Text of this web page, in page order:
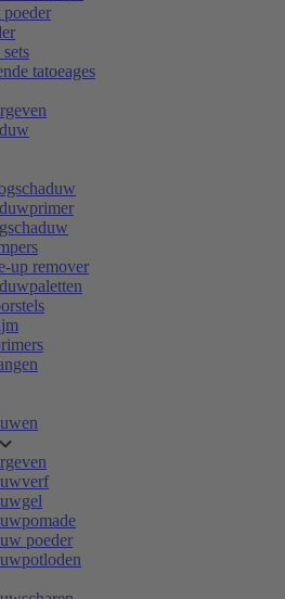
tatoeages
up remover
poeder